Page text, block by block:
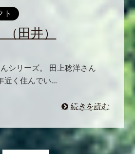
ト
田井）
シリーズ。 田上稔洋さん
近く住んでい...
続きを読む